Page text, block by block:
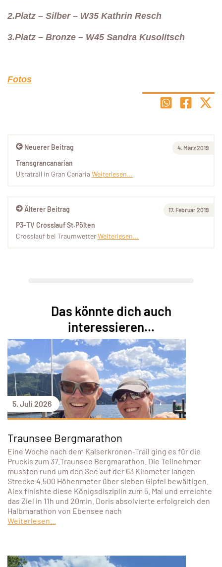
2.Platz – Silber – W35 Kathrin Resch
3.Platz – Bronze – W45 Sandra Kusolitsch
Fotos
Älterer Beitrag 17. Februar 2019
P3-TV Crosslauf St.Pölten
Crosslauf bei TraumwetterWeiterlesen...
Neuerer Beitrag 4. März 2019
Transgrancanarian
Ultratrail in Gran CanariaWeiterlesen...
Das könnte dich auch
interessieren...
5. Juli 2026
Traunsee Bergmarathon
Eine Woche nach dem Kaiserkronen-Trail ging es für die
Pruckis zum 37.Traunsee Bergmarathon. Die Teilnehmer
mussten rund um den See auf der 63 Kilometer langen
Strecke 4.500 Höhenmeter über sieben Gipfel bewältigen.
Alex finishte diese Königsdisziplin zum 5. Mal und erreichte
das Ziel in 11h und 20min. Doris absolvierte erfolgreich den
Halbmarathon von Ebensee nach
Weiterlesen...